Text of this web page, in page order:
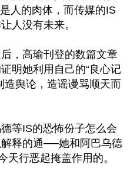
人的肉体，而传媒的IS
人没有未来。
，高瑜刊登的数篇文章
明她利用自己的“良心记
造舆论，造谣谩骂顺天而
等IS的恐怖份子怎么会
释的通──她和阿巴乌德
天行恶起掩盖作用的。